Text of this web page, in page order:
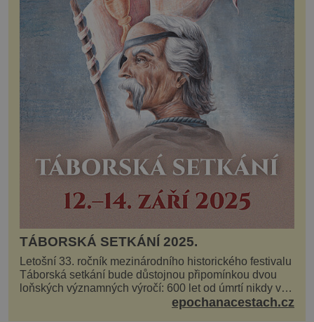
TÁBORSKÁ SETKÁNÍ 2025.
Letošní 33. ročník mezinárodního historického festivalu
Táborská setkání bude důstojnou připomínkou dvou
loňských významných výročí: 600 let od úmrtí nikdy v
poli neporaženého hejtmana Jana Žižky z Tr...
epochanacestach.cz